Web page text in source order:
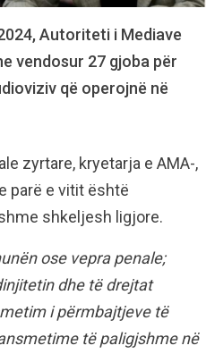
Autoriteti i Mediave
vendosur 27 gjoba për
që operojnë në
zyrtare, kryetarja e AMA-,
parë e vitit është
shkeljesh ligjore.
ose vepra penale;
dhe të drejtat
i përmbajtjeve të
të paligjshme në